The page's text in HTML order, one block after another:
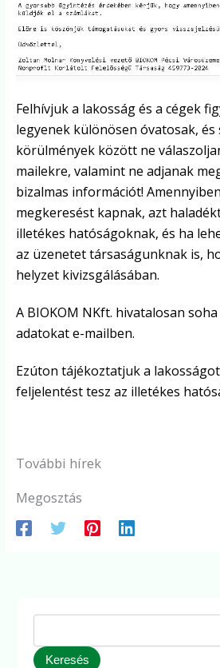
Felhívjuk a lakosság és a cégek
legyenek különösen óvatosak, és
körülmények között ne
mailekre, valamint ne adjanak
bizalmas információt!
megkeresést kapnak, azt
illetékes hatóságoknak, és ha
az üzenetet társaságunknak is,
helyzet kivizsgálásában.
A BIOKOM NKft. hivatalosan
adatokat e-mailben.
Ezúton tájékoztatjuk a
feljelentést tesz az illetékes
További hírek
Megosztás
Keresés